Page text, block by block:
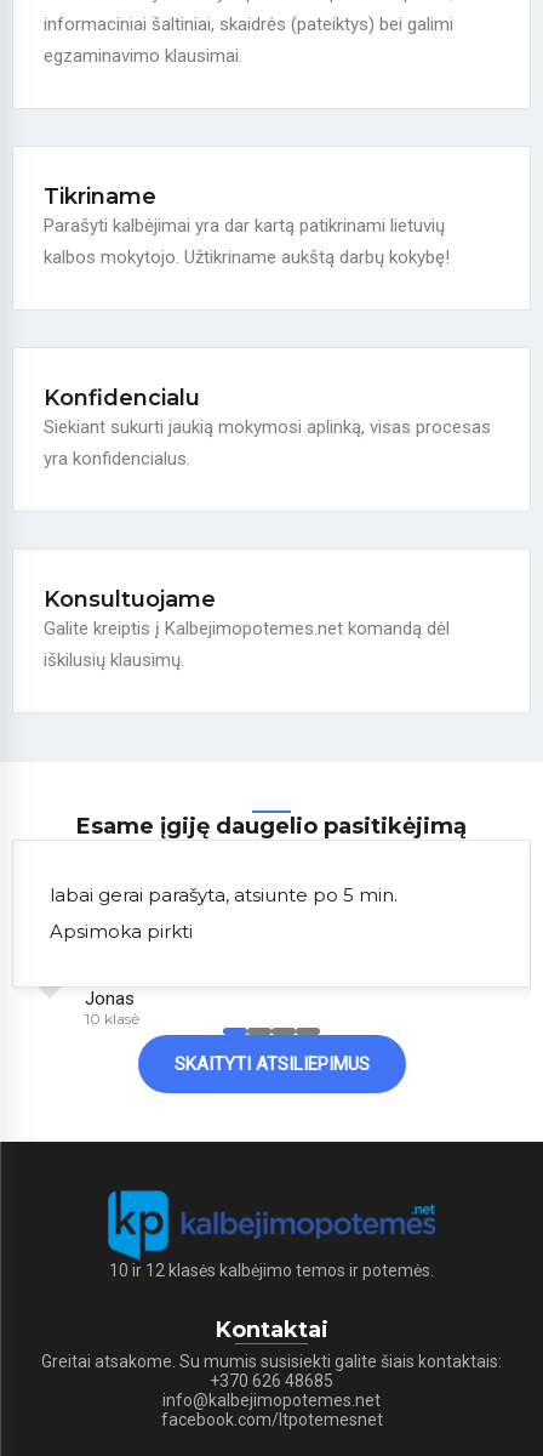
informaciniai šaltiniai, skaidrės (pateiktys) bei galimi
egzaminavimo klausimai.
Tikriname
Parašyti kalbėjimai yra dar kartą patikrinami lietuvių
kalbos mokytojo. Užtikriname aukštą darbų kokybę!
Konfidencialu
Siekiant sukurti jaukią mokymosi aplinką, visas procesas
yra konfidencialus.
Konsultuojame
Galite kreiptis į Kalbejimopotemes.net komandą dėl
iškilusių klausimų.
Esame įgiję daugelio pasitikėjimą
labai gerai parašyta, atsiunte po 5 min.
Apsimoka pirkti
Jonas
10 klasė
SKAITYTI ATSILIEPIMUS
10 ir 12 klasės kalbėjimo temos ir potemės.
Kontaktai
Greitai atsakome. Su mumis susisiekti galite šiais kontaktais:
+370 626 48685
info@kalbejimopotemes.net
facebook.com/ltpotemesnet